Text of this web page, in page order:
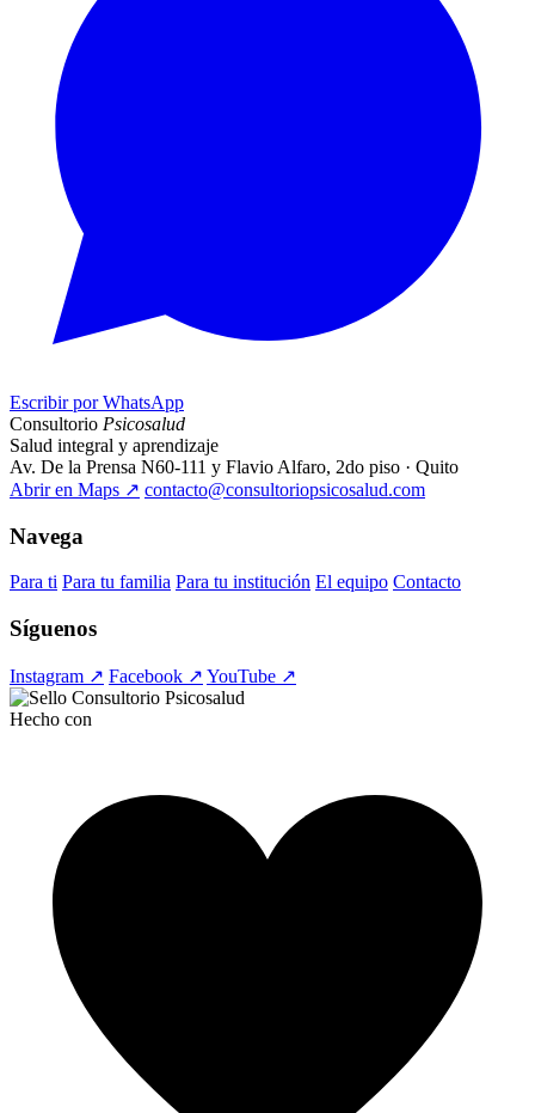
Escribir por WhatsApp
Consultorio Psicosalud
Salud integral y aprendizaje
Av. De la Prensa N60-111 y Flavio Alfaro, 2do piso · Quito
Abrir en Maps ↗ contacto@consultoriopsicosalud.com
Navega
Para ti Para tu familia Para tu institución El equipo Contacto
Síguenos
Instagram ↗ Facebook ↗ YouTube ↗
Hecho con